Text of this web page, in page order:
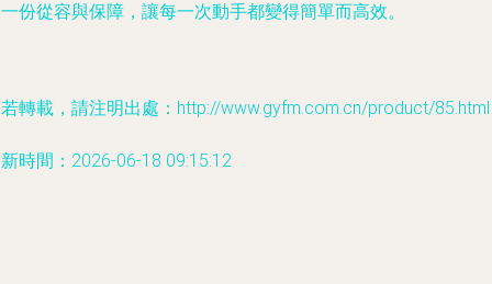
份從容與保障，讓每一次動手都變得簡單而高效。
轉載，請注明出處：http://www.gyfm.com.cn/product/85.html
時間：2026-06-18 09:15:12